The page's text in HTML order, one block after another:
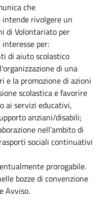
che
intende rivolgere un
di Volontariato per
per:
di aiuto scolastico
di una
e la promozione di azioni
scolastica e favorire
ai servizi educativi,
anziani/disabili;
nell’ambito di
sociali continuativi
prorogabile.
bozze di convenzione
Avviso.